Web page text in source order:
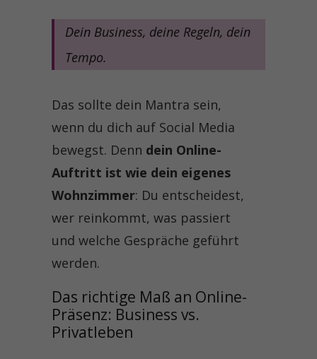
Dein Business, deine Regeln, dein
Tempo.
Das sollte dein Mantra sein,
wenn du dich auf Social Media
bewegst. Denn dein Online-
Auftritt ist wie dein eigenes
Wohnzimmer: Du entscheidest,
wer reinkommt, was passiert
und welche Gespräche geführt
werden.
Das richtige Maß an Online-
Präsenz: Business vs.
Privatleben